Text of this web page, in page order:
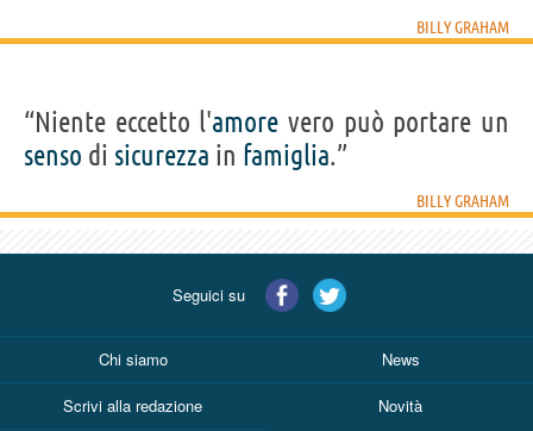
BILLY GRAHAM
“Niente eccetto l'amore vero può portare un
senso di sicurezza in famiglia.”
BILLY GRAHAM
Seguici su
Chi siamo News
Scrivi alla redazione Novità